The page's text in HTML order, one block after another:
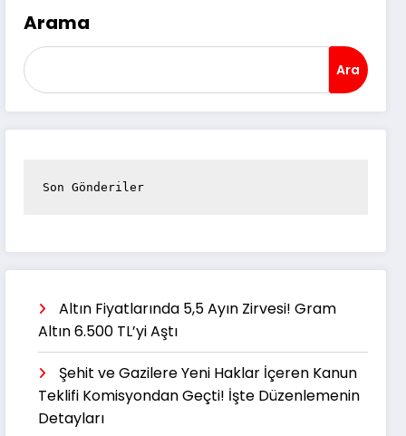
Arama
Ara
Son Gönderiler
Altın Fiyatlarında 5,5 Ayın Zirvesi! Gram
Altın 6.500 TL’yi Aştı
Şehit ve Gazilere Yeni Haklar İçeren Kanun
Teklifi Komisyondan Geçti! İşte Düzenlemenin
Detayları